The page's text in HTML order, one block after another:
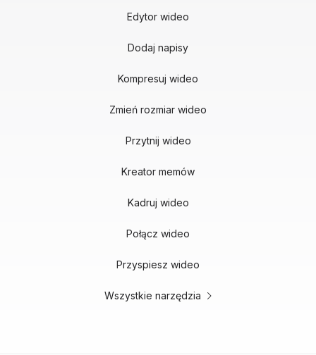
Edytor wideo
Dodaj napisy
Kompresuj wideo
Zmień rozmiar wideo
Przytnij wideo
Kreator memów
Kadruj wideo
Połącz wideo
Przyspiesz wideo
Wszystkie narzędzia